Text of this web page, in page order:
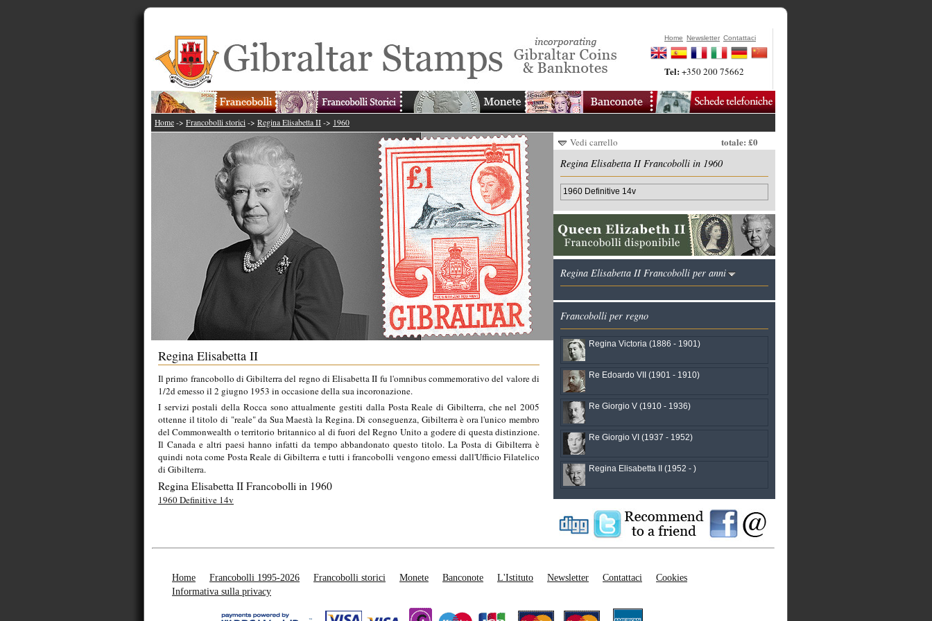
Home Newsletter Contattaci
Tel:+350 200 75662
Home -> Francobolli storici -> Regina Elisabetta II -> 1960
Regina Elisabetta II
Il primo francobollo di Gibilterra del regno di Elisabetta II fu l'omnibus commemorativo del valore di
1/2d emesso il 2 giugno 1953 in occasione della sua incoronazione.
I servizi postali della Rocca sono attualmente gestiti dalla Posta Reale di Gibilterra, che nel 2005
ottenne il titolo di "reale" da Sua Maestà la Regina. Di conseguenza, Gibilterra è ora l'unico membro
del Commonwealth o territorio britannico al di fuori del Regno Unito a godere di questa distinzione.
Il Canada e altri paesi hanno infatti da tempo abbandonato questo titolo. La Posta di Gibilterra è
quindi nota come Posta Reale di Gibilterra e tutti i francobolli vengono emessi dall'Ufficio Filatelico
di Gibilterra.
Regina Elisabetta II Francobolli in 1960
1960 Definitive 14v
Vedi carrello
totale: £0
Regina Elisabetta II Francobolli in 1960
1960 Definitive 14v
Regina Elisabetta II Francobolli per anni
Francobolli per regno
Regina Victoria (1886 - 1901)
Re Edoardo VII (1901 - 1910)
Re Giorgio V (1910 - 1936)
Re Giorgio VI (1937 - 1952)
Regina Elisabetta II (1952 - )
Home Francobolli 1995-2026 Francobolli storici Monete Banconote L'Istituto Newsletter Contattaci
Cookies
Informativa sulla privacy